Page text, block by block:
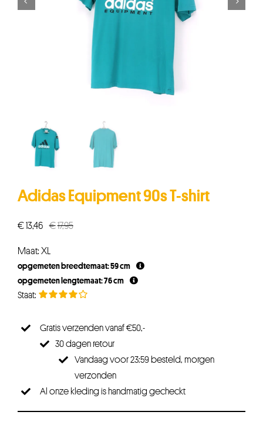
Adidas Equipment 90s T-shirt
€17,95Oorspronkelijke
€17,95.
€13,46
Huidige
€13,46.
Maat: XL
opgemeten breedtemaat: 59 cm
opgemeten lengtemaat: 76 cm
Gratis verzenden vanaf €50,-
30 dagen retour
Vandaag voor 23:59 besteld, morgen
verzonden
Al onze kleding is handmatig gecheckt